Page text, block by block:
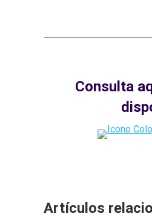
Consulta
Artículos